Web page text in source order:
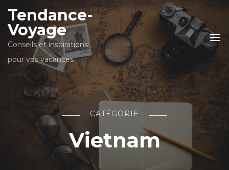
Tendance-
Voyage
Conseils et inspirations
pour vos vacances
CATÉGORIE
Vietnam